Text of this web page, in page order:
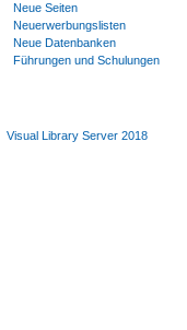
Neue Seiten
Neuerwerbungslisten
Neue Datenbanken
Führungen und Schulungen
Visual Library Server 2018